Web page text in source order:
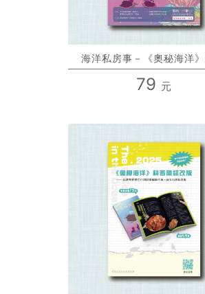
海洋私房事－《奧秘海洋
79 元